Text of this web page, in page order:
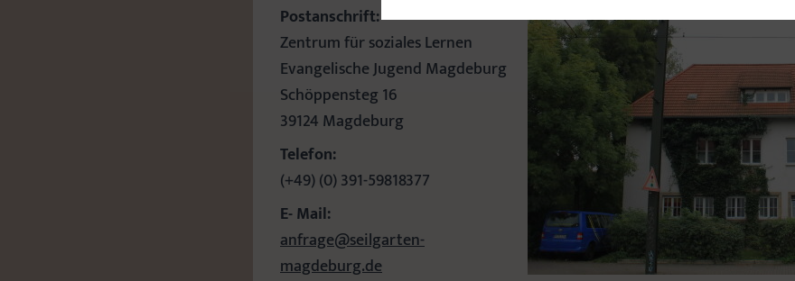
Postanschrift:
Zentrum für soziales Lernen
Evangelische Jugend Magdeburg
Schöppensteg 16
39124 Magdeburg
Telefon:
(+49) (0) 391-59818377
E- Mail:
anfrage@seilgarten-
magdeburg.de